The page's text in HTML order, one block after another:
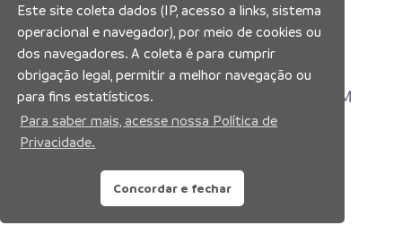
Prefeitura Municipal de Manaus
Município de Manaus
CNPJ:04.365.326.0001-73
Av. Brasil, 2971 – Compensa, Manaus-AM
CEP: 69036-110
Este site coleta dados (IP, acesso a links, sistema
operacional e navegador), por meio de cookies ou
dos navegadores. A coleta é para cumprir
obrigação legal, permitir a melhor navegação ou
para fins estatísticos.
Para saber mais, acesse nossa Política de
Privacidade.
Concordar e fechar